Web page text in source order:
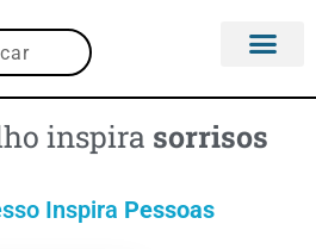
inspira sorrisos
Inspira Pessoas